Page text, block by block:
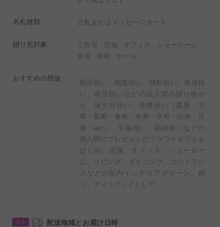
名札種類 立札またはメッセージカード
贈り先対象
ご自宅 , 店舗 , オフィス , ショールーム ,
会場 , 学校 , ホール
おすすめの用途
開店祝い、開業祝い、移転祝い、落成祝
い、就任祝いなどの法人間の贈り物か
ら、誕生日祝い、長寿祝い（還暦・古
希・喜寿・傘寿・米寿・卒寿・白寿・百
寿・etc）、引越祝い、新築祝いなどの
個人間のプレゼントのフラワーギフトを
はじめ、店舗、オフィス、ショールー
ム、リビング、ダイニング、エントラン
スなどの室内インテリアグリーン、飾
り、ディスプレイとして
2-2 配送地域とお届け日時